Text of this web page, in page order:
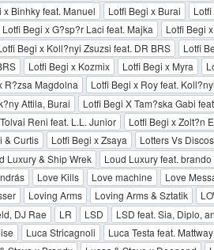
x Binhky feat. Manuel Lotfi Begi x Burai
Lotfi Begi x G?sp?r Laci feat. Majka Lotfi Begi
Begi x Koll?nyi Zsuzsi feat. DR BRS
Lotfi
Lotfi Begi x Kozmix Lotfi Begi x Myra
R?zsa Magdolna Lotfi Begi x Roy feat.
Attila, Burai
Lotfi Begi X Tam?ska Gabi
Reni feat. L.L. Junior
Lotfi Begi x Zolt?n
& Curtis
Lotfi Begi x Zsaya Lotters Vs
Luxury & Ship Wrek Loud Luxury feat. brando
Love Kills Love machine Love
Loving Arms Loving Arms & Sztatik
DJ Rae LR LSD LSD feat. Sia, Diplo,
Luca Stricagnoli Luca Testa feat.